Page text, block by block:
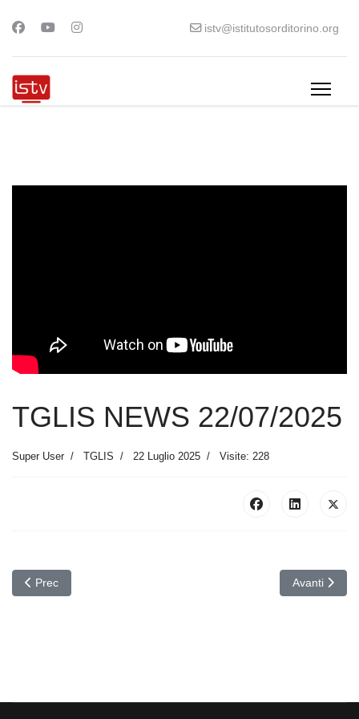
istv@istitutosorditorino.org
TGLIS NEWS 22/07/2025
Super User TGLIS 22 Luglio 2025 Visite: 228
Articolo precedente: TGLIS SPORT 24/07/2025
Prec Articolo
Avanti